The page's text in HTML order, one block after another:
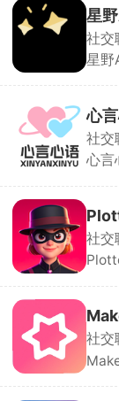
告，
选会
去除
不想
星
社交
星野
体，
自
长久
由，
心
社交
心言
个角
点开
趣的
角色
社交
的故
人设
每一
绍，
社交